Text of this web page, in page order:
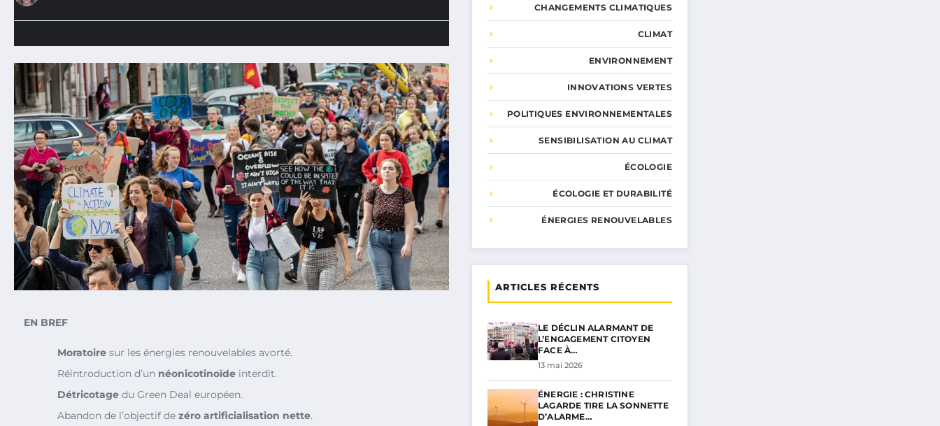
EN BREF
Moratoire sur les énergies renouvelables avorté.
Réintroduction d’un néonicotinoïde interdit.
Détricotage du Green Deal européen.
Abandon de l’objectif de zéro artificialisation nette.
CHANGEMENTS CLIMATIQUES
CLIMAT
ENVIRONNEMENT
INNOVATIONS VERTES
POLITIQUES ENVIRONNEMENTALES
SENSIBILISATION AU CLIMAT
ÉCOLOGIE
ÉCOLOGIE ET DURABILITÉ
ÉNERGIES RENOUVELABLES
ARTICLES RÉCENTS
LE DÉCLIN ALARMANT DE
L’ENGAGEMENT CITOYEN
FACE À…
13 mai 2026
ÉNERGIE : CHRISTINE
LAGARDE TIRE LA SONNETTE
D’ALARME…